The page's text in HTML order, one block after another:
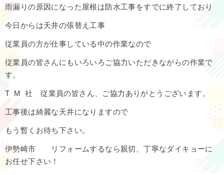
雨漏りの原因になった屋根は防水工事をすでに終了しており
今日からは天井の張替え工事
従業員の方が仕事している中の作業なので
従業員の皆さんにもいろいろご協力いただきながらの作業で
す。
T M 社 従業員の皆さん、ご協力ありがとうございます。
工事後は綺麗な天井になりますので
もう暫くお待ち下さい。
伊勢崎市 リフォームするなら親切、丁寧なダイキョーに
お任せ下さい！